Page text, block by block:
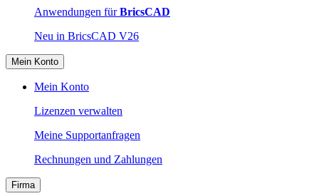
Anwendungen fürBricsCAD
Neu in BricsCAD V26
Mein Konto
Mein Konto
Lizenzen verwalten
Meine Supportanfragen
Rechnungen und Zahlungen
Firma